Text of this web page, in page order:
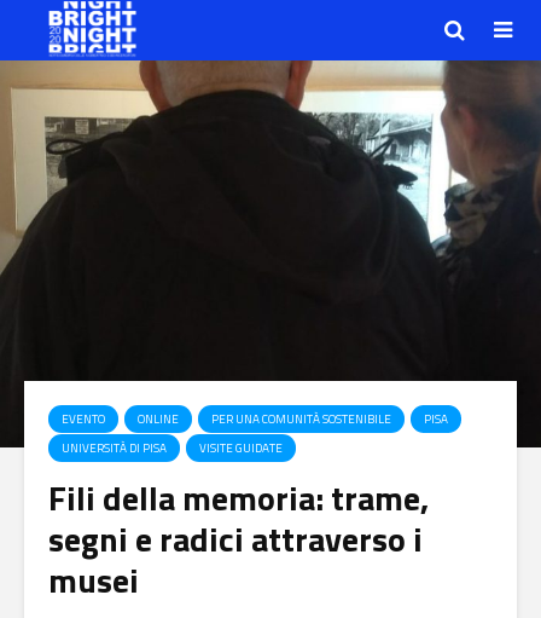
EVENTO ONLINE PER UNA COMUNITÀ SOSTENIBILE
PISA
UNIVERSITÀ DI PISA
VISITE GUIDATE
Fili della memoria: trame,
segni e radici attraverso i
musei